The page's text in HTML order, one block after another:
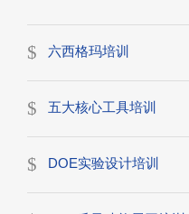
六西格玛培训
五大核心工具培训
DOE实验设计培训